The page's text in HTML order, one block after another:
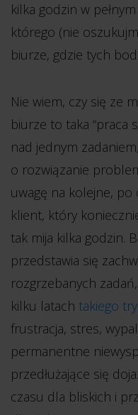
kilka godzin w
którego (nie
biurze, gdzie tych
Nie wiem, czy się ze
biurze to taka “praca
nad jednym
o rozwiązanie
uwagę na kolejne, po
klient, który
tak mija kilka godzin.
przedstawia się
rozgrzebanych
kilku latach takiego
frustracja, stres,
permanentne
przedłużające się
czasu dla bliskich i